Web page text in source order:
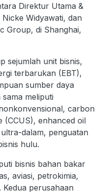
Direktur Utama &
Widyawati, dan
Group, di Shanghai,
sejumlah unit bisnis,
terbarukan (EBT),
sumber daya
meliputi
carbon
(CCUS), enhanced oil
dalam, penguatan
hulu.
bisnis bahan bakar
aviasi, petrokimia,
perusahaan